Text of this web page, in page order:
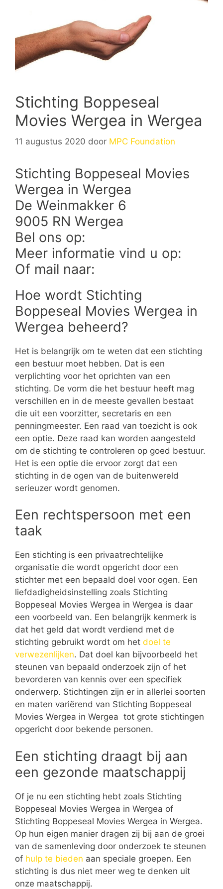
Stichting Boppeseal
Movies Wergea in Wergea
11 augustus 2020 door MPC Foundation
Stichting Boppeseal Movies
Wergea in Wergea
De Weinmakker 6
9005 RN Wergea
Bel ons op:
Meer informatie vind u op:
Of mail naar:
Hoe wordt Stichting
Boppeseal Movies Wergea in
Wergea beheerd?
Het is belangrijk om te weten dat een stichting
een bestuur moet hebben. Dat is een
verplichting voor het oprichten van een
stichting. De vorm die het bestuur heeft mag
verschillen en in de meeste gevallen bestaat
die uit een voorzitter, secretaris en een
penningmeester. Een raad van toezicht is ook
een optie. Deze raad kan worden aangesteld
om de stichting te controleren op goed bestuur.
Het is een optie die ervoor zorgt dat een
stichting in de ogen van de buitenwereld
serieuzer wordt genomen.
Een rechtspersoon met een
taak
Een stichting is een privaatrechtelijke
organisatie die wordt opgericht door een
stichter met een bepaald doel voor ogen. Een
liefdadigheidsinstelling zoals Stichting
Boppeseal Movies Wergea in Wergea is daar
een voorbeeld van. Een belangrijk kenmerk is
dat het geld dat wordt verdiend met de
stichting gebruikt wordt om het doel te
verwezenlijken. Dat doel kan bijvoorbeeld het
steunen van bepaald onderzoek zijn of het
bevorderen van kennis over een specifiek
onderwerp. Stichtingen zijn er in allerlei soorten
en maten variërend van Stichting Boppeseal
Movies Wergea in Wergea tot grote stichtingen
opgericht door bekende personen.
Een stichting draagt bij aan
een gezonde maatschappij
Of je nu een stichting hebt zoals Stichting
Boppeseal Movies Wergea in Wergea of
Stichting Boppeseal Movies Wergea in Wergea.
Op hun eigen manier dragen zij bij aan de groei
van de samenleving door onderzoek te steunen
of hulp te bieden aan speciale groepen. Een
stichting is dus niet meer weg te denken uit
onze maatschappij.